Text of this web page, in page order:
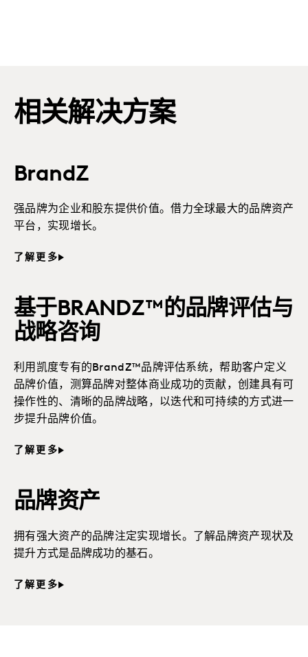
相关解决方案
BrandZ
强品牌为企业和股东提供价值。借力全球最大的品牌资产
平台，实现增长。
了解更多
基于BRANDZ™的品牌评估与
战略咨询
利用凯度专有的BrandZ™品牌评估系统，帮助客户定义
品牌价值，测算品牌对整体商业成功的贡献，创建具有可
操作性的、清晰的品牌战略，以迭代和可持续的方式进一
步提升品牌价值。
了解更多
品牌资产
拥有强大资产的品牌注定实现增长。了解品牌资产现状及
提升方式是品牌成功的基石。
了解更多